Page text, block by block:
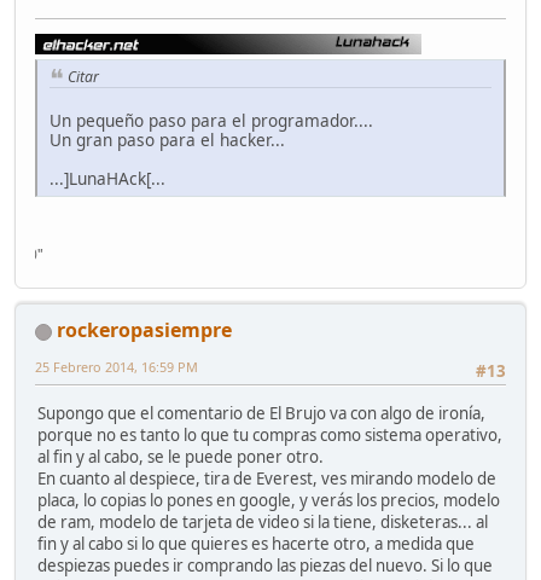
Citar
Un pequeño paso para el programador....
Un gran paso para el hacker...
...]LunaHAck[...
rockeropasiempre
#13
25 Febrero 2014, 16:59 PM
Supongo que el comentario de El Brujo va con algo de ironía,
porque no es tanto lo que tu compras como sistema operativo,
al fin y al cabo, se le puede poner otro.
En cuanto al despiece, tira de Everest, ves mirando modelo de
placa, lo copias lo pones en google, y verás los precios, modelo
de ram, modelo de tarjeta de video si la tiene, disketeras... al
fin y al cabo si lo que quieres es hacerte otro, a medida que
despiezas puedes ir comprando las piezas del nuevo. Si lo que